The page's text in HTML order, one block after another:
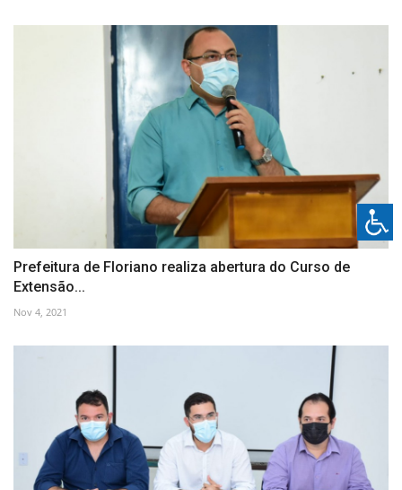
Prefeitura de Floriano realiza abertura do Curso de
Extensão...
Nov 4, 2021